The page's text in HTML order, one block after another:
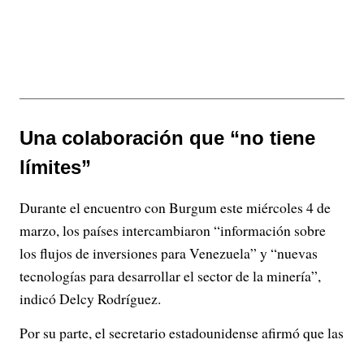
Una colaboración que “no tiene
límites”
Durante el encuentro con Burgum este miércoles 4 de
marzo, los países intercambiaron “información sobre
los flujos de inversiones para Venezuela” y “nuevas
tecnologías para desarrollar el sector de la minería”,
indicó Delcy Rodríguez.
Por su parte, el secretario estadounidense afirmó que las